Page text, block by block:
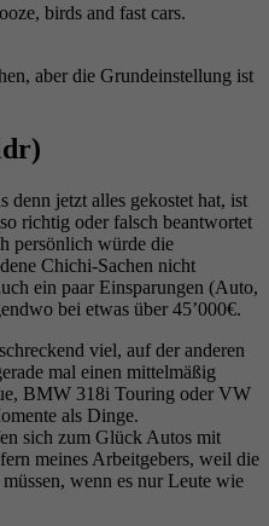
birds and fast cars.
aber die Grundeinstellung ist
denn jetzt alles gekostet hat, ist
richtig oder falsch beantwortet
persönlich würde die
Chichi-Sachen nicht
ein paar Einsparungen (Auto,
bei etwas über 45’000€.
viel, auf der anderen
mal einen mittelmäßig
BMW 318i Touring oder VW
als Dinge.
sich zum Glück Autos mit
meines Arbeitgebers, weil die
wenn es nur Leute wie